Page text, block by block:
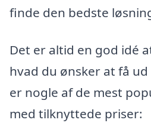
finde den bedste
Det er altid en god idé
hvad du ønsker at få
er nogle af de mest
med tilknyttede priser: